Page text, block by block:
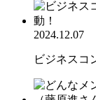
2024.12.07
ビジネスコ